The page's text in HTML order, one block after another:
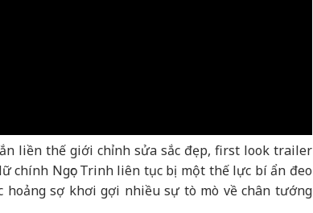
liền thế giới chỉnh sửa sắc đẹp, first look trailer
Ngọc Trinh liên tục bị một thế lực bí ẩn đeo
hoảng sợ khơi gợi nhiều sự tò mò về chân tướng